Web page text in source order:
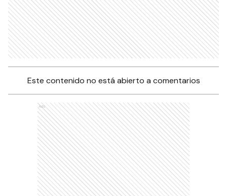
Este contenido no está abierto a comentarios
Ads